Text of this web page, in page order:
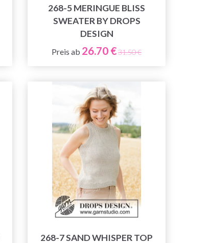
268-5 MERINGUE BLISS
SWEATER BY DROPS
DESIGN
Preis ab 26.70 €31.50 €
268-7 SAND WHISPER TOP